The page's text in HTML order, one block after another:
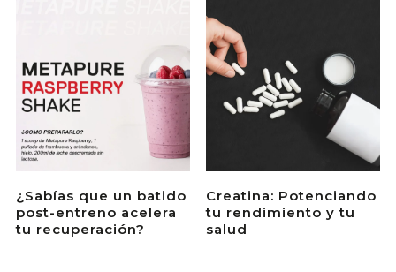
¿Sabías que un batido
post-entreno acelera
tu recuperación?
Creatina: Potenciando
tu rendimiento y tu
salud